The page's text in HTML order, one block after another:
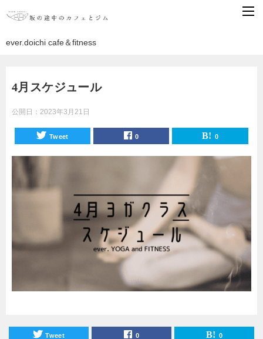
ever.doichi cafe＆fitness
4月スケジュール
公開日： 2023年3月21日
Tweet 0 0
Tweet 0 0